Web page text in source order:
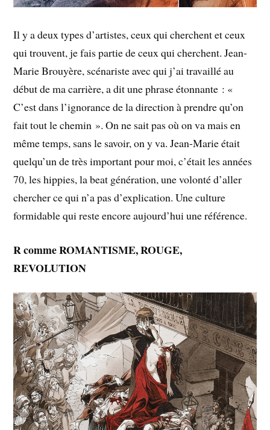
Il y a deux types d’artistes, ceux qui cherchent et ceux
qui trouvent, je fais partie de ceux qui cherchent. Jean-
Marie Brouyère, scénariste avec qui j’ai travaillé au
début de ma carrière, a dit une phrase étonnante : «
C’est dans l’ignorance de la direction à prendre qu’on
fait tout le chemin ». On ne sait pas où on va mais en
même temps, sans le savoir, on y va. Jean-Marie était
quelqu’un de très important pour moi, c’était les années
70, les hippies, la beat génération, une volonté d’aller
chercher ce qui n’a pas d’explication. Une culture
formidable qui reste encore aujourd’hui une référence.
R comme ROMANTISME, ROUGE,
REVOLUTION